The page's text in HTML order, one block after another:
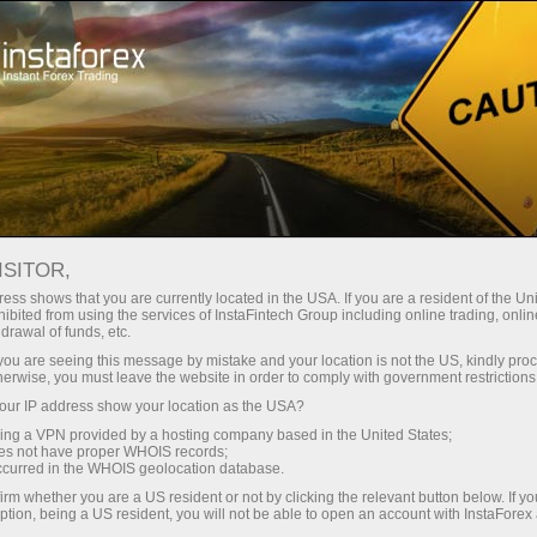
InstaForex के साथ आपको वास्तविक
लीवरेज, मार्केट में बेहतरीन स्प्रेड्स और
कमीशन, और स्टॉक्स व इंडेक्स ट्रेडिंग के लिए
फायदेमंद शर्तें।
छोटे
हर डिपॉजिट पर
30% बोनस
ट्रेडिंग में
और हाईवे पर गति
shows that you are currently located in the USA. If you are a resident of the
from using the services of InstaFintech Group including online trading,
of funds, etc.
are seeing this message by mistake and your location is not the US, kindly
you must leave the website in order to comply with government
IP address show your location as the USA?
a VPN provided by a hosting company based in the United States;
not have proper WHOIS records;
in the WHOIS geolocation database.
whether you are a US resident or not by clicking the relevant button below. If
being a US resident, you will not be able to open an account with InstaForex